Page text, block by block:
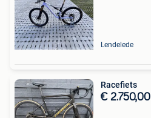
Lendelede
Racefiets
€ 2.750,00